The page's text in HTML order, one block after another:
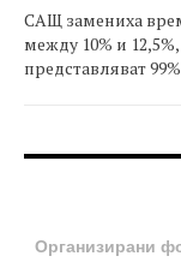
САЩ замениха
между 10% и
представляват
Организирани